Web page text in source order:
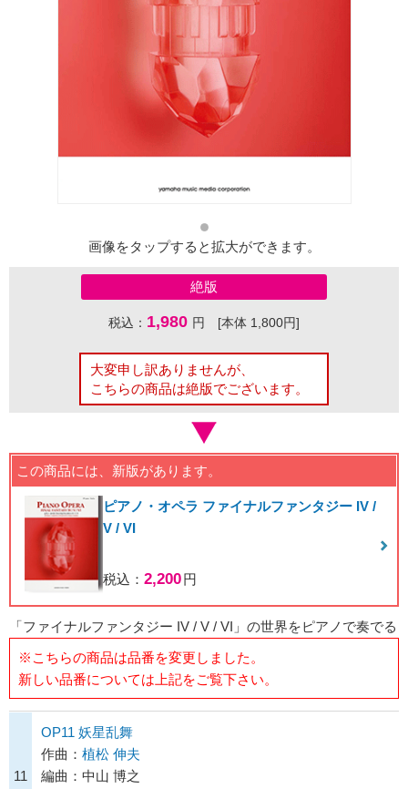
画像をタップすると拡大ができます。
絶版
税込： 1,980 円 [本体 1,800円]
大変申し訳ありませんが、
こちらの商品は絶版でございます。
この商品には、新版があります。
ピアノ・オペラ ファイナルファンタジー IV /
V / VI
税込： 2,200円
「ファイナルファンタジー IV / V / VI」の世界をピアノで奏でる
※こちらの商品は品番を変更しました。
新しい品番については上記をご覧下さい。
11
OP11 妖星乱舞
作曲： 植松 伸夫
編曲：中山 博之